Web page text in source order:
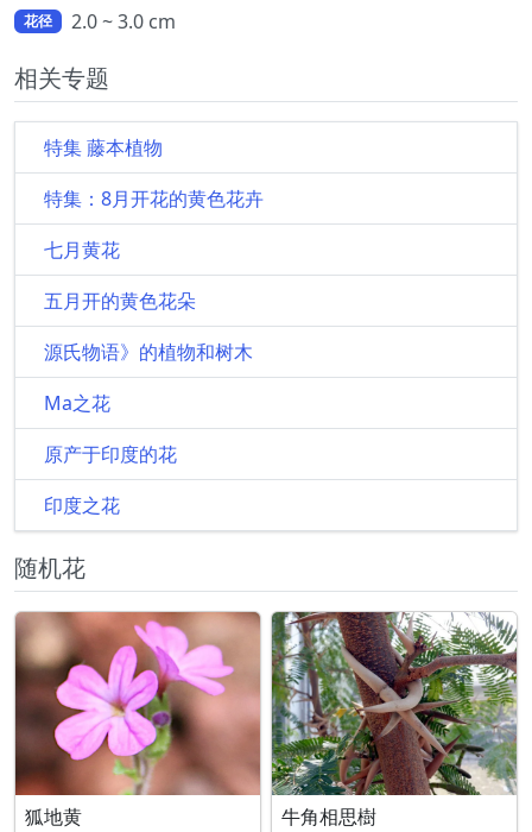
花径 2.0 ~ 3.0 cm
相关专题
特集 藤本植物
特集：8月开花的黄色花卉
七月黄花
五月开的黄色花朵
源氏物语》的植物和树木
Ma之花
原产于印度的花
印度之花
随机花
狐地黄 牛角相思樹